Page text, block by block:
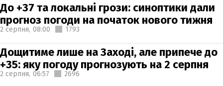
До +37 та локальні грози: синоптики дали
прогноз погоди на початок нового тижня
2 серпня, 08:00 1793
Дощитиме лише на Заході, але припече до
+35: яку погоду прогнозують на 2 серпня
2 серпня, 06:57 2696